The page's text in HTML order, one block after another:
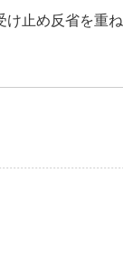
け止め反省を重